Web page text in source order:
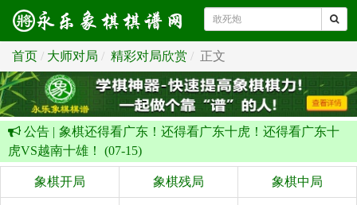
首页 大师对局 精彩对局欣赏 正文
公告 | 象棋还得看广东！还得看广东十虎！还得看广东十
虎VS越南十雄！ (07-15)
象棋开局 象棋残局 象棋中局